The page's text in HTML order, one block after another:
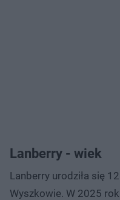
Lanberry - wiek
Lanberry urodziła się
Wyszkowie. W 2025